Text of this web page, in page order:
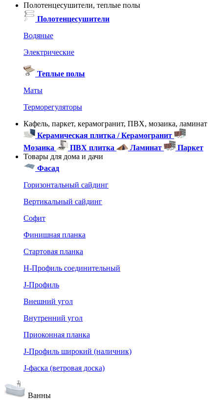
Полотенцесушители, теплые полы
Полотенцесушители
Водяные
Электрические
Теплые полы
Маты
Терморегуляторы
Кафель, паркет, керамогранит, ПВХ, мозаика, ламинат
Керамическая плитка / Керамогранит
Мозаика
ПВХ плитка Ламинат
Паркет
Товары для дома и дачи
Фасад
Горизонтальный сайдинг
Вертикальный сайдинг
Софит
Финишная планка
Стартовая планка
Н-Профиль соединительный
J-Профиль
Внешний угол
Внутренний угол
Приоконная планка
J-Профиль широкий (наличник)
J-фаска (ветровая доска)
Ванны